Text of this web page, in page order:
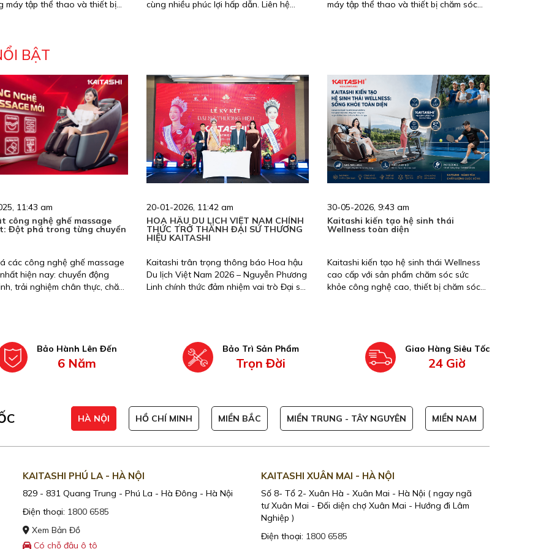
máy tập thể thao và thiết bị
cùng nhiều phúc lợi hấp dẫn. Liên hệ
máy tập thể thao và thiết bị chăm sóc
BẬT
11:43 am
công nghệ ghế massage
Đột phá trong từng chuyển
các công nghệ ghế massage
hiện nay: chuyển động
trải nghiệm chân thực, chăm
20-01-2026, 11:42 am
HOA HẬU DU LỊCH VIỆT NAM CHÍNH
THỨC TRỞ THÀNH ĐẠI SỨ THƯƠNG
HIỆU KAITASHI
Kaitashi trân trọng thông báo Hoa hậu
Du lịch Việt Nam 2026 – Nguyễn Phương
Linh chính thức đảm nhiệm vai trò Đại sứ
khỏe uy tín tại Việt Nam.
30-05-2026, 9:43 am
Kaitashi kiến tạo hệ sinh thái
Wellness toàn diện
Kaitashi kiến tạo hệ sinh thái Wellness
cao cấp với sản phẩm chăm sóc sức
khỏe công nghệ cao, thiết bị chăm sóc
Bảo Hành Lên Đến
6 Năm
Bảo Trì Sản Phẩm
Trọn Đời
Giao Hàng Siêu Tốc
24 Giờ
HÀ NỘI HỒ CHÍ MINH MIỀN BẮC MIỀN TRUNG - TÂY NGUYÊN MIỀN NAM
KAITASHI PHÚ LA - HÀ NỘI
829 - 831 Quang Trung - Phú La - Hà Đông - Hà Nội
Điện thoại: 1800 6585
Xem Bản Đồ
Có chỗ đậu ô tô
KAITASHI XUÂN MAI - HÀ NỘI
Số 8- Tổ 2- Xuân Hà - Xuân Mai - Hà Nội ( ngay ngã
tư Xuân Mai - Đối diện chợ Xuân Mai - Hướng đi Lâm
Nghiệp )
Điện thoại: 1800 6585